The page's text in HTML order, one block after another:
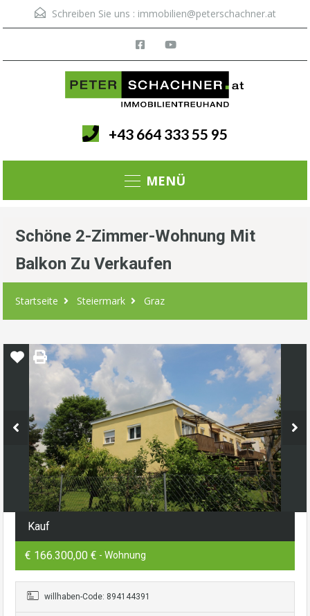
Schreiben Sie uns : immobilien@peterschachner.at
+43 664 333 55 95
Menü
Schöne 2-Zimmer-Wohnung Mit
Balkon Zu Verkaufen
Startseite Steiermark Graz
Kauf
€ 166.300,00 € - Wohnung
willhaben-Code: 894144391